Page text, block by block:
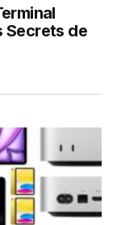
Secrets de